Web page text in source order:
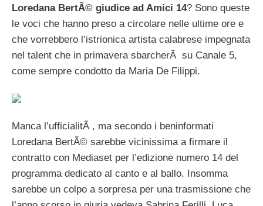
Loredana BertÃ© giudice ad Amici 14? Sono queste
le voci che hanno preso a circolare nelle ultime ore e
che vorrebbero l’istrionica artista calabrese impegnata
nel talent che in primavera sbarcherÃ su Canale 5,
come sempre condotto da Maria De Filippi.
Manca l’ufficialitÃ , ma secondo i beninformati
Loredana BertÃ© sarebbe vicinissima a firmare il
contratto con Mediaset per l’edizione numero 14 del
programma dedicato al canto e al ballo. Insomma
sarebbe un colpo a sorpresa per una trasmissione che